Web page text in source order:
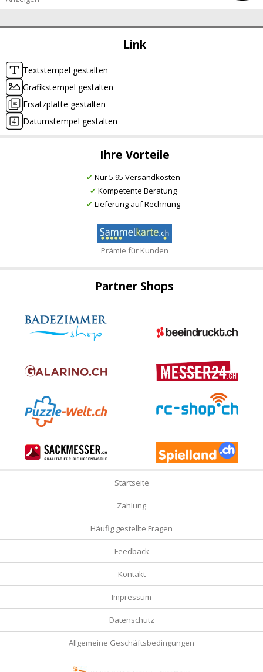
Link
Textstempel gestalten
Grafikstempel gestalten
Ersatzplatte gestalten
Datumstempel gestalten
Ihre Vorteile
✔ Nur 5.95 Versandkosten
✔ Kompetente Beratung
✔ Lieferung auf Rechnung
Prämie für Kunden
Partner Shops
Startseite
Zahlung
Häufig gestellte Fragen
Feedback
Kontakt
Impressum
Datenschutz
Allgemeine Geschäftsbedingungen